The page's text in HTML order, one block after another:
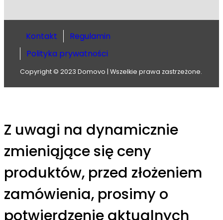
Kontakt
Regulamin
Polityka prywatności
Copyright © 2023 Domovo | Wszelkie prawa zastrzeżone.
Z uwagi na dynamicznie
zmieniąjące się ceny
produktów, przed złożeniem
zamówienia, prosimy o
potwierdzenie aktualnych